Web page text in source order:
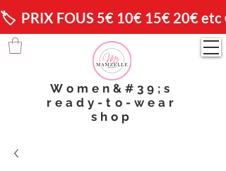
🏷️  PRIX FOUS 5€ 10€ 15€ 20€ etc
Women&#39;s
ready-to-wear
shop